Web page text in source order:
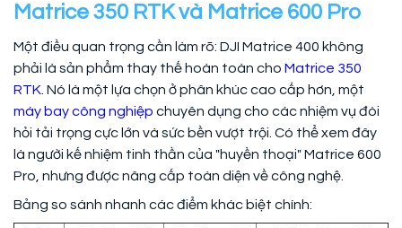
Matrice 350 RTK và Matrice 600 Pro
Một điều quan trọng cần làm rõ: DJI Matrice 400 không
phải là sản phẩm thay thế hoàn toàn cho Matrice 350
RTK. Nó là một lựa chọn ở phân khúc cao cấp hơn, một
máy bay công nghiệp chuyên dụng cho các nhiệm vụ đòi
hỏi tải trọng cực lớn và sức bền vượt trội. Có thể xem đây
là người kế nhiệm tinh thần của "huyền thoại" Matrice 600
Pro, nhưng được nâng cấp toàn diện về công nghệ.
Bảng so sánh nhanh các điểm khác biệt chính: